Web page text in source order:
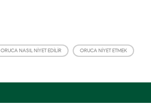
ORUCA NASIL NIYET EDILIR ORUCA NIYET ETMEK